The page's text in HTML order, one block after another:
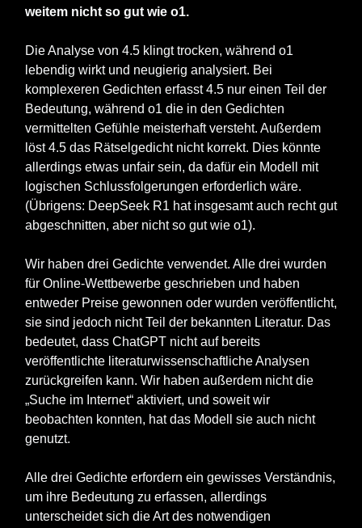
weitem nicht so gut wie o1.
Die Analyse von 4.5 klingt trocken, während o1
lebendig wirkt und neugierig analysiert. Bei
komplexeren Gedichten erfasst 4.5 nur einen Teil der
Bedeutung, während o1 die in den Gedichten
vermittelten Gefühle meisterhaft versteht. Außerdem
löst 4.5 das Rätselgedicht nicht korrekt. Dies könnte
allerdings etwas unfair sein, da dafür ein Modell mit
logischen Schlussfolgerungen erforderlich wäre.
(Übrigens: DeepSeek R1 hat insgesamt auch recht gut
abgeschnitten, aber nicht so gut wie o1).
Wir haben drei Gedichte verwendet. Alle drei wurden
für Online-Wettbewerbe geschrieben und haben
entweder Preise gewonnen oder wurden veröffentlicht,
sie sind jedoch nicht Teil der bekannten Literatur. Das
bedeutet, dass ChatGPT nicht auf bereits
veröffentlichte literaturwissenschaftliche Analysen
zurückgreifen kann. Wir haben außerdem nicht die
„Suche im Internet“ aktiviert, und soweit wir
beobachten konnten, hat das Modell sie auch nicht
genutzt.
Alle drei Gedichte erfordern ein gewisses Verständnis,
um ihre Bedeutung zu erfassen, allerdings
unterscheidet sich die Art des notwendigen